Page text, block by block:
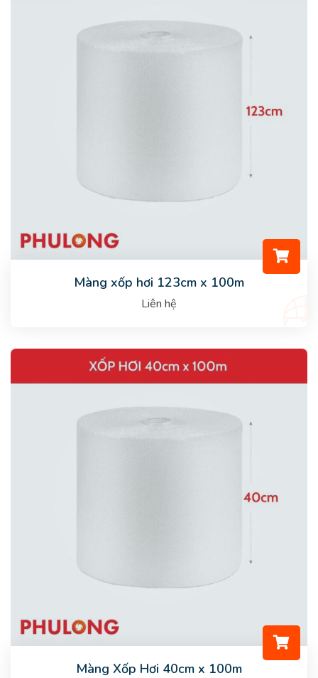
Màng xốp hơi 123cm x 100m
Liên hệ
Màng Xốp Hơi 40cm x 100m